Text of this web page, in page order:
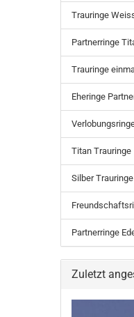
Trauringe
Partnerringe
Trauringe
Eheringe
Titan Trauringe
Silber Trauringe
Partnerringe
Zuletzt